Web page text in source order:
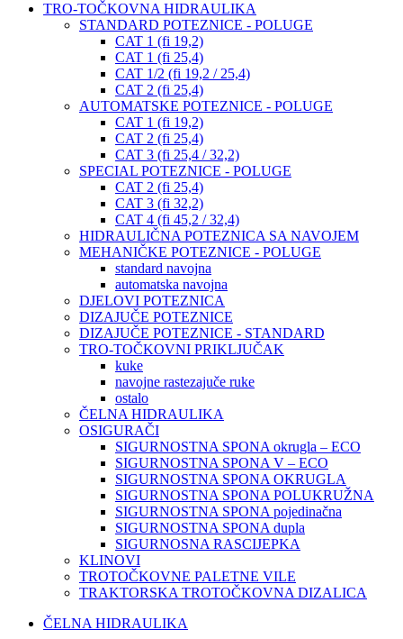
TRO-TOČKOVNA HIDRAULIKA
STANDARD POTEZNICE - POLUGE
CAT 1 (fi 19,2)
CAT 1 (fi 25,4)
CAT 1/2 (fi 19,2 / 25,4)
CAT 2 (fi 25,4)
AUTOMATSKE POTEZNICE - POLUGE
CAT 1 (fi 19,2)
CAT 2 (fi 25,4)
CAT 3 (fi 25,4 / 32,2)
SPECIAL POTEZNICE - POLUGE
CAT 2 (fi 25,4)
CAT 3 (fi 32,2)
CAT 4 (fi 45,2 / 32,4)
HIDRAULIČNA POTEZNICA SA NAVOJEM
MEHANIČKE POTEZNICE - POLUGE
standard navojna
automatska navojna
DJELOVI POTEZNICA
DIZAJUČE POTEZNICE
DIZAJUČE POTEZNICE - STANDARD
TRO-TOČKOVNI PRIKLJUČAK
kuke
navojne rastezajuče ruke
ostalo
ČELNA HIDRAULIKA
OSIGURAČI
SIGURNOSTNA SPONA okrugla – ECO
SIGURNOSTNA SPONA V – ECO
SIGURNOSTNA SPONA OKRUGLA
SIGURNOSTNA SPONA POLUKRUŽNA
SIGURNOSTNA SPONA pojedinačna
SIGURNOSTNA SPONA dupla
SIGURNOSNA RASCIJEPKA
KLINOVI
TROTOČKOVNE PALETNE VILE
TRAKTORSKA TROTOČKOVNA DIZALICA
ČELNA HIDRAULIKA